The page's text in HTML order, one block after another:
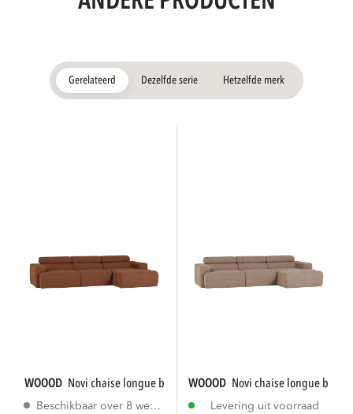
Gerelateerd Dezelfde serie Hetzelfde merk
WOOOD novi chaise longue bank rechts bouclé...
Beschikbaar over 8 weken
WOOOD novi chaise longue bank
Levering uit voorraad